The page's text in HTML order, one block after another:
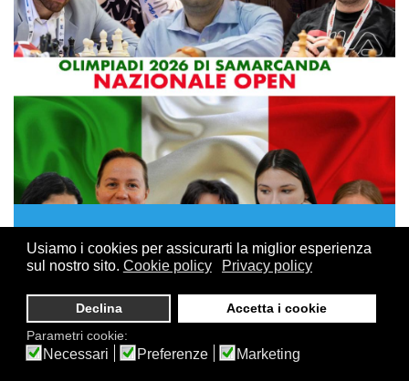
Usiamo i cookies per assicurarti la miglior esperienza
sul nostro sito. Cookie policy Privacy policy
Declina
Accetta i cookie
Parametri cookie:
Necessari Preferenze Marketing
15 GIUGNO, 2026
Olimpiadi di Samarcanda: i convocati delle
due Nazionali azzurre
Sono state diramate le convocazioni per i giocatori che
rappresenteranno l'Italia alle Olimpiadi degli scacchi
2026, in programma a Samarcanda (Uzbekistan) dal 15 al